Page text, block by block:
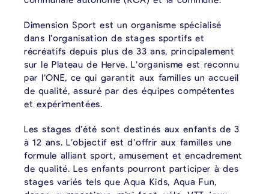
Dimension Sport est un organisme spécialisé
dans l’organisation de stages sportifs et
récréatifs depuis plus de 33 ans, principalement
sur le Plateau de Herve. L’organisme est reconnu
par l’ONE, ce qui garantit aux familles un accueil
de qualité, assuré par des équipes compétentes
et expérimentées.
Les stages d’été sont destinés aux enfants de 3
à 12 ans. L’objectif est d’offrir aux familles une
formule alliant sport, amusement et encadrement
de qualité. Les enfants pourront participer à des
stages variés tels que Aqua Kids, Aqua Fun,